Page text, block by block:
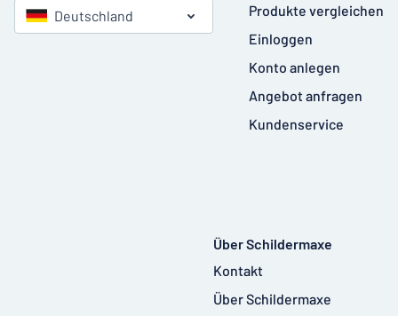
Deutschland
Produkte vergleichen
Einloggen
Konto anlegen
Angebot anfragen
Kundenservice
Über Schildermaxe
Kontakt
Über Schildermaxe